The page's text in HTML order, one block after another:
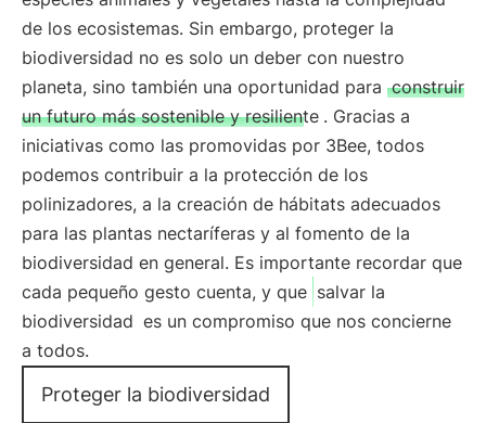
de los ecosistemas. Sin embargo, proteger la
biodiversidad no es solo un deber con nuestro
planeta, sino también una oportunidad para construir
un futuro más sostenible y resiliente . Gracias a
iniciativas como las promovidas por 3Bee, todos
podemos contribuir a la protección de los
polinizadores, a la creación de hábitats adecuados
para las plantas nectaríferas y al fomento de la
biodiversidad en general. Es importante recordar que
cada pequeño gesto cuenta, y que salvar la
biodiversidad es un compromiso que nos concierne
a todos.
Proteger la biodiversidad